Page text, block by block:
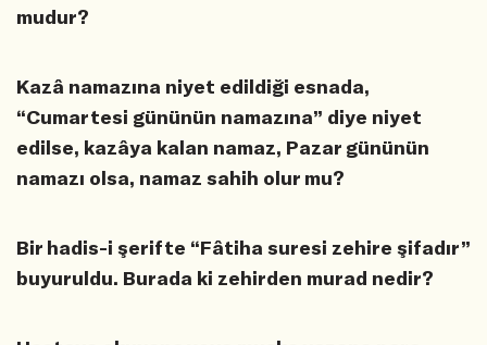
mudur?
Kazâ namazına niyet edildiği esnada,
“Cumartesi gününün namazına” diye niyet
edilse, kazâya kalan namaz, Pazar gününün
namazı olsa, namaz sahih olur mu?
Bir hadis-i şerifte “Fâtiha suresi zehire şifadır”
buyuruldu. Burada ki zehirden murad nedir?